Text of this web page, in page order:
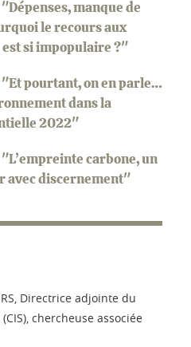
manque de
le recours aux
est si impopulaire ?"
"Et pourtant, on en parle…
dans la
2022"
carbone, un
avec discernement"
Directrice adjointe du
chercheuse associée